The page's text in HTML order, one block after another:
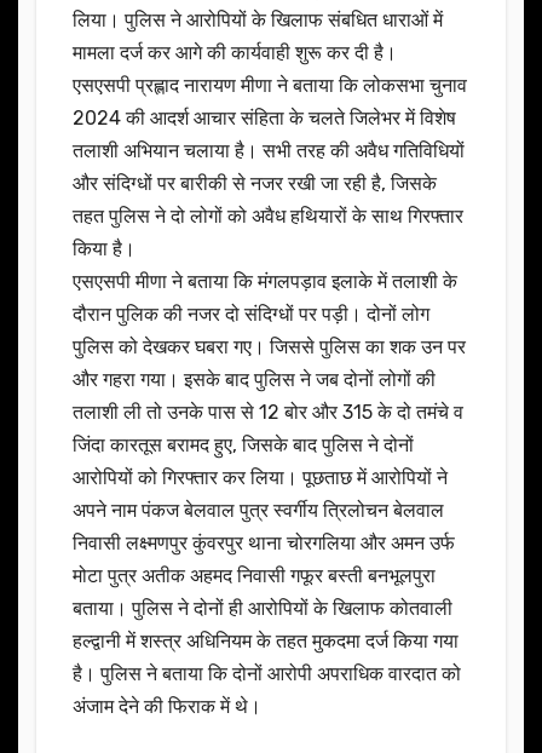
लिया। पुलिस ने आरोपियों के खिलाफ संबधित धाराओं में
मामला दर्ज कर आगे की कार्यवाही शुरू कर दी है।
एसएसपी प्रह्लाद नारायण मीणा ने बताया कि लोकसभा चुनाव
2024 की आदर्श आचार संहिता के चलते जिलेभर में विशेष
तलाशी अभियान चलाया है। सभी तरह की अवैध गतिविधियों
और संदिग्धों पर बारीकी से नजर रखी जा रही है, जिसके
तहत पुलिस ने दो लोगों को अवैध हथियारों के साथ गिरफ्तार
किया है।
एसएसपी मीणा ने बताया कि मंगलपड़ाव इलाके में तलाशी के
दौरान पुलिक की नजर दो संदिग्धों पर पड़ी। दोनों लोग
पुलिस को देखकर घबरा गए। जिससे पुलिस का शक उन पर
और गहरा गया। इसके बाद पुलिस ने जब दोनों लोगों की
तलाशी ली तो उनके पास से 12 बोर और 315 के दो तमंचे व
जिंदा कारतूस बरामद हुए, जिसके बाद पुलिस ने दोनों
आरोपियों को गिरफ्तार कर लिया। पूछताछ में आरोपियों ने
अपने नाम पंकज बेलवाल पुत्र स्वर्गीय त्रिलोचन बेलवाल
निवासी लक्ष्मणपुर कुंवरपुर थाना चोरगलिया और अमन उर्फ
मोटा पुत्र अतीक अहमद निवासी गफूर बस्ती बनभूलपुरा
बताया। पुलिस ने दोनों ही आरोपियों के खिलाफ कोतवाली
हल्द्वानी में शस्त्र अधिनियम के तहत मुकदमा दर्ज किया गया
है। पुलिस ने बताया कि दोनों आरोपी अपराधिक वारदात को
अंजाम देने की फिराक में थे।